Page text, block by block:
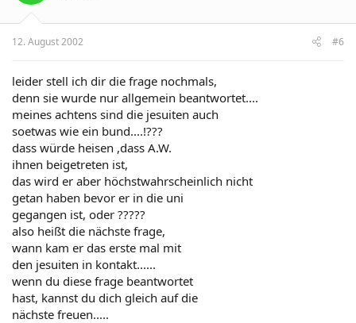
12. August 2002 #6
leider stell ich dir die frage nochmals,
denn sie wurde nur allgemein beantwortet....
meines achtens sind die jesuiten auch
soetwas wie ein bund....!???
dass würde heisen ,dass A.W.
ihnen beigetreten ist,
das wird er aber höchstwahrscheinlich nicht
getan haben bevor er in die uni
gegangen ist, oder ?????
also heißt die nächste frage,
wann kam er das erste mal mit
den jesuiten in kontakt......
wenn du diese frage beantwortet
hast, kannst du dich gleich auf die
nächste freuen.....